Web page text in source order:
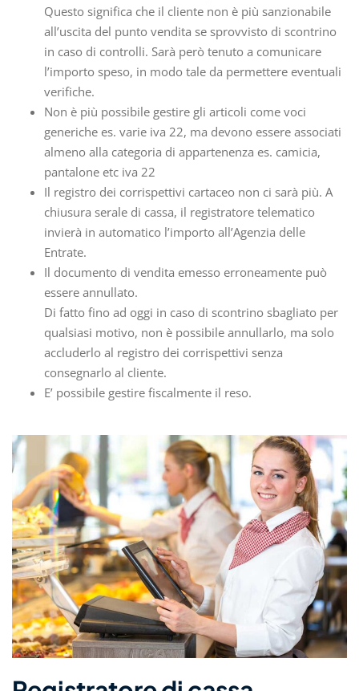
Questo significa che il cliente non è più sanzionabile
all’uscita del punto vendita se sprovvisto di scontrino
in caso di controlli. Sarà però tenuto a comunicare
l’importo speso, in modo tale da permettere eventuali
verifiche.
Non è più possibile gestire gli articoli come voci
generiche es. varie iva 22, ma devono essere associati
almeno alla categoria di appartenenza es. camicia,
pantalone etc iva 22
Il registro dei corrispettivi cartaceo non ci sarà più. A
chiusura serale di cassa, il registratore telematico
invierà in automatico l’importo all’Agenzia delle
Entrate.
Il documento di vendita emesso erroneamente può
essere annullato.
Di fatto fino ad oggi in caso di scontrino sbagliato per
qualsiasi motivo, non è possibile annullarlo, ma solo
accluderlo al registro dei corrispettivi senza
consegnarlo al cliente.
E’ possibile gestire fiscalmente il reso.